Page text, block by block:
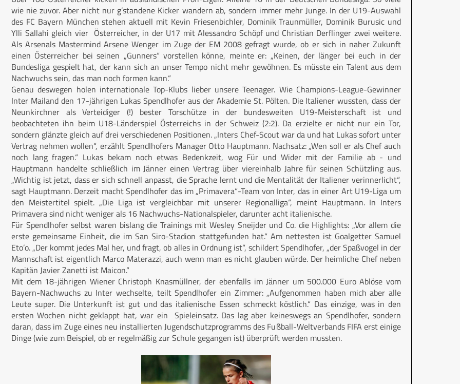
wie nie zuvor. Aber nicht nur g’standene Kicker wandern ab, sondern immer mehr Junge. In der U19-Auswahl
des FC Bayern München stehen aktuell mit Kevin Friesenbichler, Dominik Traunmüller, Dominik Burusic und
Ylli Sallahi gleich vier Österreicher, in der U17 mit Alessandro Schöpf und Christian Derflinger zwei weitere.
Als Arsenals Mastermind Arsene Wenger im Zuge der EM 2008 gefragt wurde, ob er sich in naher Zukunft
einen Österreicher bei seinen „Gunners“ vorstellen könne, meinte er: „Keinen, der länger bei euch in der
Bundesliga gespielt hat, der kann sich an unser Tempo nicht mehr gewöhnen. Es müsste ein Talent aus dem
Nachwuchs sein, das man noch formen kann.“
Genau deswegen holen internationale Top-Klubs lieber unsere Teenager. Wie Champions-League-Gewinner
Inter Mailand den 17-jährigen Lukas Spendlhofer aus der Akademie St. Pölten. Die Italiener wussten, dass der
Neunkirchner als Verteidiger (!) bester Torschütze in der bundesweiten U19-Meisterschaft ist und
beobachteten ihn beim U18-Länderspiel Österreichs in der Schweiz (2:2). Da erzielte er nicht nur ein Tor,
sondern glänzte gleich auf drei verschiedenen Positionen. „Inters Chef-Scout war da und hat Lukas sofort unter
Vertrag nehmen wollen“, erzählt Spendlhofers Manager Otto Hauptmann. Nachsatz: „Wen soll er als Chef auch
noch lang fragen.“ Lukas bekam noch etwas Bedenkzeit, wog Für und Wider mit der Familie ab - und
Hauptmann handelte schließlich im Jänner einen Vertrag über viereinhalb Jahre für seinen Schützling aus.
„Wichtig ist jetzt, dass er sich schnell anpasst, die Sprache lernt und die Mentalität der Italiener verinnerlicht“,
sagt Hauptmann. Derzeit macht Spendlhofer das im „Primavera“-Team von Inter, das in einer Art U19-Liga um
den Meistertitel spielt. „Die Liga ist vergleichbar mit unserer Regionalliga“, meint Hauptmann. In Inters
Primavera sind nicht weniger als 16 Nachwuchs-Nationalspieler, darunter acht italienische.
Für Spendlhofer selbst waren bislang die Trainings mit Wesley Sneijder und Co. die Highlights: „Vor allem die
erste gemeinsame Einheit, die im San Siro-Stadion stattgefunden hat.“ Am nettesten ist Goalgetter Samuel
Eto’o. „Der kommt jedes Mal her, und fragt, ob alles in Ordnung ist“, schildert Spendlhofer, „der Spaßvogel in der
Mannschaft ist eigentlich Marco Materazzi, auch wenn man es nicht glauben würde. Der heimliche Chef neben
Kapitän Javier Zanetti ist Maicon.“
Mit dem 18-jährigen Wiener Christoph Knasmüllner, der ebenfalls im Jänner um 500.000 Euro Ablöse vom
Bayern-Nachwuchs zu Inter wechselte, teilt Spendlhofer ein Zimmer: „Aufgenommen haben mich aber alle
Leute super. Die Unterkunft ist gut und das italienische Essen schmeckt köstlich.“ Das einzige, was in den
ersten Wochen nicht geklappt hat, war ein Spieleinsatz. Das lag aber keineswegs an Spendlhofer, sondern
daran, dass im Zuge eines neu installierten Jugendschutzprogramms des Fußball-Weltverbands FIFA erst einige
Dinge (wie zum Beispiel, ob er regelmäßig zur Schule gegangen ist) überprüft werden mussten.